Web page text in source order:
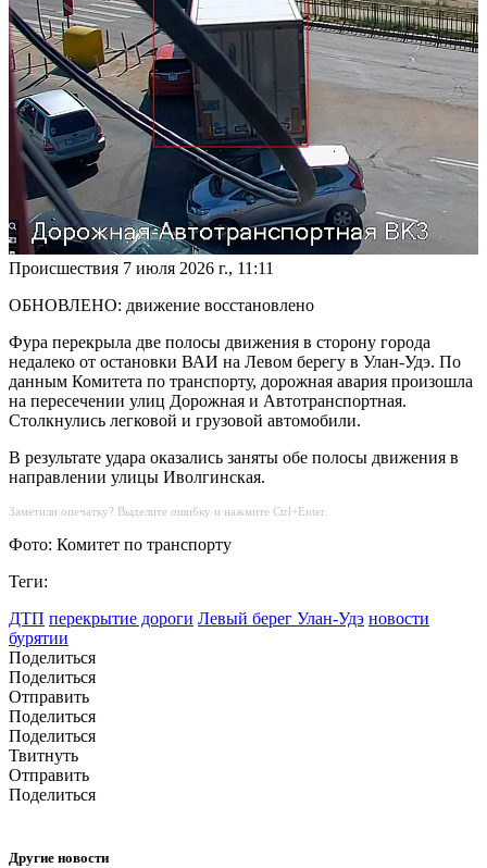
Происшествия 7 июля 2026 г., 11:11
ОБНОВЛЕНО: движение восстановлено
Фура перекрыла две полосы движения в сторону города
недалеко от остановки ВАИ на Левом берегу в Улан-Удэ. По
данным Комитета по транспорту, дорожная авария произошла
на пересечении улиц Дорожная и Автотранспортная.
Столкнулись легковой и грузовой автомобили.
В результате удара оказались заняты обе полосы движения в
направлении улицы Иволгинская.
Заметили опечатку? Выделите ошибку и нажмите Ctrl+Enter.
Фото: Комитет по транспорту
Теги:
ДТП перекрытие дороги Левый берег Улан-Удэ новости
бурятии
Поделиться
Поделиться
Отправить
Поделиться
Поделиться
Твитнуть
Отправить
Поделиться
Другие новости